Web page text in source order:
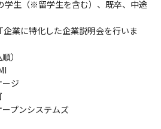
生（※留学生を含む）、既卒、中途
業に特化した企業説明会を行いま
）
ジ
ンシステムズ